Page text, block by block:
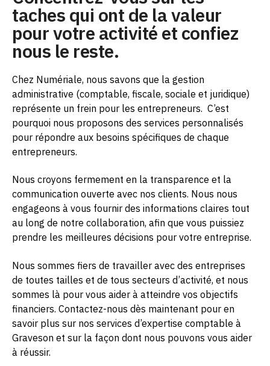
taches qui ont de la valeur
pour votre activité et confiez
nous le reste.
Chez Numériale, nous savons que la gestion
administrative (comptable, fiscale, sociale et juridique)
représente un frein pour les entrepreneurs. C’est
pourquoi nous proposons des services personnalisés
pour répondre aux besoins spécifiques de chaque
entrepreneurs.
Nous croyons fermement en la transparence et la
communication ouverte avec nos clients. Nous nous
engageons à vous fournir des informations claires tout
au long de notre collaboration, afin que vous puissiez
prendre les meilleures décisions pour votre entreprise.
Nous sommes fiers de travailler avec des entreprises
de toutes tailles et de tous secteurs d’activité, et nous
sommes là pour vous aider à atteindre vos objectifs
financiers. Contactez-nous dès maintenant pour en
savoir plus sur nos services d’expertise comptable à
Graveson et sur la façon dont nous pouvons vous aider
à réussir.